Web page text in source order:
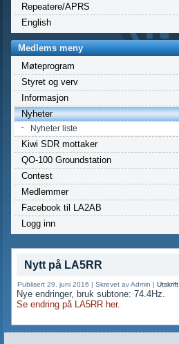
Repeatere/APRS
English
Medlems meny
Møteprogram
Styret og verv
Informasjon
Nyheter
Nyheter liste
Kiwi SDR mottaker
QO-100 Groundstation
Contest
Medlemmer
Facebook til LA2AB
Logg inn
Nytt på LA5RR
Publisert 29. juni 2016 |Skrevet av Admin |Utskrift
Nye endringer, bruk subtone: 74.4Hz.
Se endring på LA5RR her.